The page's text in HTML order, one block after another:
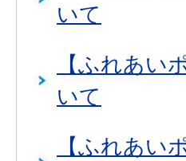
いて
【ふれあい
いて
【ふれあい